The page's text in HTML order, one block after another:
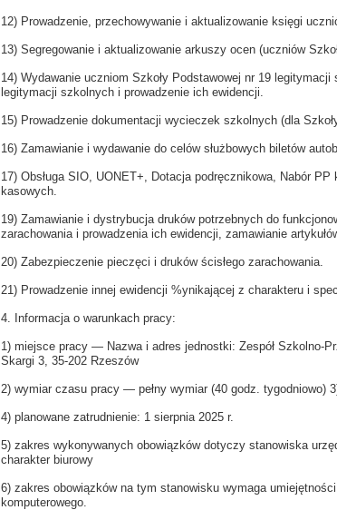
12) Prowadzenie, przechowywanie i aktualizowanie księgi
13) Segregowanie i aktualizowanie arkuszy ocen (uczniów
14) Wydawanie uczniom Szkoły Podstawowej nr 19 legitymacji
legitymacji szkolnych i prowadzenie ich ewidencji.
15) Prowadzenie dokumentacji wycieczek szkolnych (dla
16) Zamawianie i wydawanie do celów służbowych biletów
17) Obsługa SIO, UONET+, Dotacja podręcznikowa, Nabór
kasowych.
19) Zamawianie i dystrybucja druków potrzebnych do
zarachowania i prowadzenia ich ewidencji, zamawianie
20) Zabezpieczenie pieczęci i druków ścisłego zarachowania.
21) Prowadzenie innej ewidencji %ynikającej z charakteru i
4. Informacja o warunkach pracy:
1) miejsce pracy — Nazwa i adres jednostki: Zespół Szkolno-
Skargi 3, 35-202 Rzeszów
2) wymiar czasu pracy — pełny wymiar (40 godz. tygodniowo)
4) planowane zatrudnienie: 1 sierpnia 2025 r.
5) zakres wykonywanych obowiązków dotyczy stanowiska
charakter biurowy
6) zakres obowiązków na tym stanowisku wymaga
komputerowego.